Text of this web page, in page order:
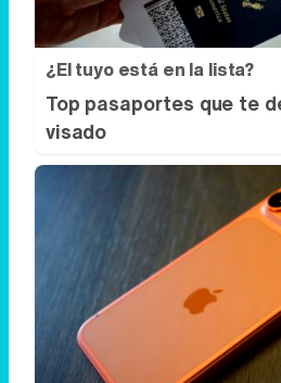
¿El tuyo está en la lista?
Top pasaportes que te
visado